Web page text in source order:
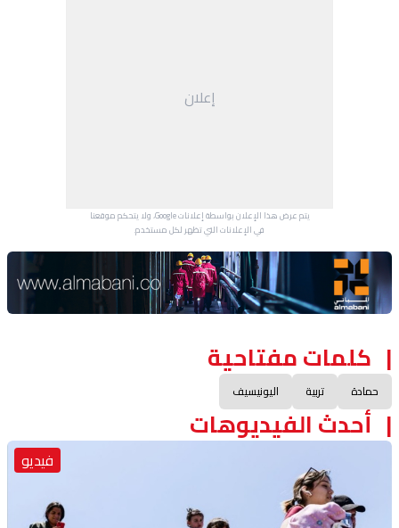
إعلان
يتم عرض هذا الإعلان بواسطة إعلانات Google، ولا يتحكم موقعنا
في الإعلانات التي تظهر لكل مستخدم.
Advertisement Section
كلمات مفتاحية
حمادة تربية اليونيسيف
أحدث الفيديوهات
فيديو